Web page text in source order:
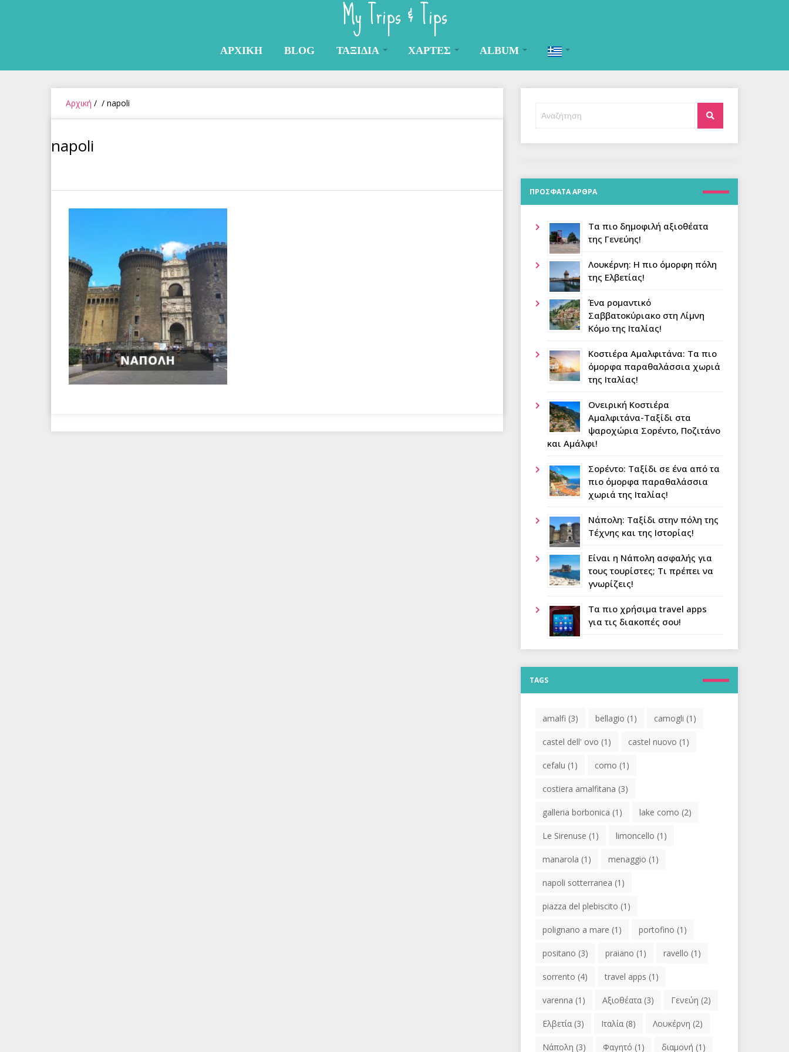
My Trips & Tips
ΑΡΧΙΚΗ BLOG ΤΑΞΙΔΙΑ ΧΑΡΤΕΣ ALBUM
Αρχική / / napoli
napoli
ΠΡΟΣΦΑΤΑ ΑΡΘΡΑ
Τα πιο δημοφιλή αξιοθέατα
της Γενεύης!
Λουκέρνη: Η πιο όμορφη πόλη
της Ελβετίας!
Ένα ρομαντικό
Σαββατοκύριακο στη Λίμνη
Κόμο της Ιταλίας!
Κοστιέρα Αμαλφιτάνα: Τα πιο
όμορφα παραθαλάσσια χωριά
της Ιταλίας!
Ονειρική Κοστιέρα
Αμαλφιτάνα-Ταξίδι στα
ψαροχώρια Σορέντο, Ποζιτάνο
και Αμάλφι!
Σορέντο: Ταξίδι σε ένα από τα
πιο όμορφα παραθαλάσσια
χωριά της Ιταλίας!
Νάπολη: Tαξίδι στην πόλη της
Τέχνης και της Ιστορίας!
Είναι η Νάπολη ασφαλής για
τους τουρίστες; Τι πρέπει να
γνωρίζεις!
Τα πιο χρήσιμα travel apps
για τις διακοπές σου!
TAGS
amalfi (3) bellagio (1) camogli (1)
castel dell' ovo (1) castel nuovo (1)
cefalu (1) como (1)
costiera amalfitana (3)
galleria borbonica (1) lake como (2)
Le Sirenuse (1) limoncello (1)
manarola (1) menaggio (1)
napoli sotterranea (1)
piazza del plebiscito (1)
polignano a mare (1) portofino (1)
positano (3) praiano (1) ravello (1)
sorrento (4) travel apps (1)
varenna (1) Αξιοθέατα (3) Γενεύη (2)
Ελβετία (3) Ιταλία (8) Λουκέρνη (2)
Νάπολη (3) Φαγητό (1) διαμονή (1)